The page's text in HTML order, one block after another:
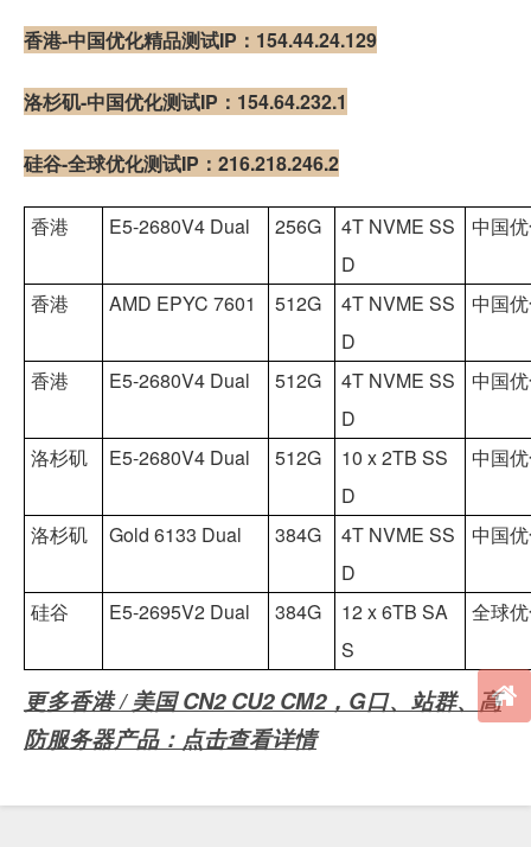
香港-中国优化精品测试IP：154.44.24.129
洛杉矶-中国优化测试IP：154.64.232.1
硅谷-全球优化测试IP：216.218.246.2
香港 E5-2680V4 Dual 256G
4T NVME SS
D
中国
香港 AMD EPYC 7601 512G
4T NVME SS
D
中国
香港 E5-2680V4 Dual 512G
4T NVME SS
D
中国
洛杉矶 E5-2680V4 Dual 512G
10 x 2TB SS
D
中国
洛杉矶 Gold 6133 Dual 384G
4T NVME SS
D
中国
硅谷 E5-2695V2 Dual 384G
12 x 6TB SA
S
全球
更多香港 / 美国 CN2 CU2 CM2，G口、站群、高
防服务器产品：点击查看详情